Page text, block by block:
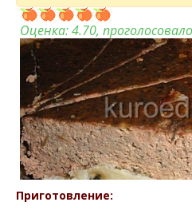
Оценка:4.70,
Приготовление: